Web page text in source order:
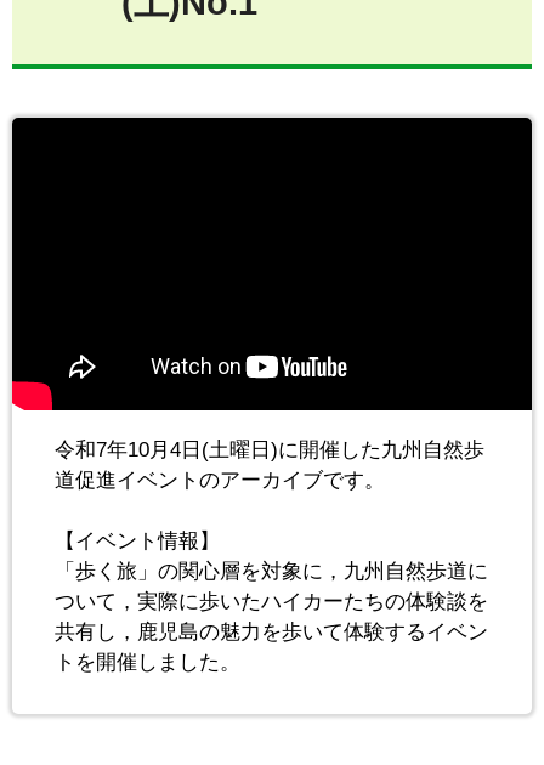
令和7年10月4日(土曜日)に開催した九州自然歩
道促進イベントのアーカイブです。
【イベント情報】
「歩く旅」の関心層を対象に，九州自然歩道に
ついて，実際に歩いたハイカーたちの体験談を
共有し，鹿児島の魅力を歩いて体験するイベン
トを開催しました。